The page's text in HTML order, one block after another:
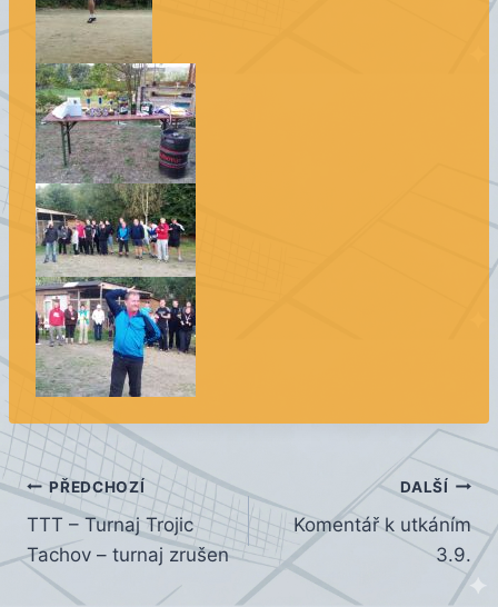
Navigace
pro
příspěvek
PŘEDCHOZÍ
TTT – Turnaj Trojic
Tachov – turnaj zrušen
DALŠÍ
Komentář k utkáním
3.9.